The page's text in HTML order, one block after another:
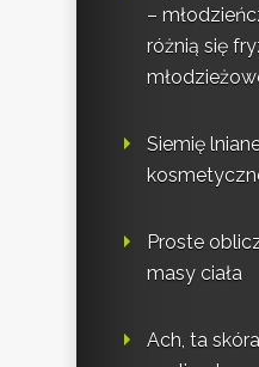
–
różnią się
Siemię
Proste
masy ciała
Ach, ta